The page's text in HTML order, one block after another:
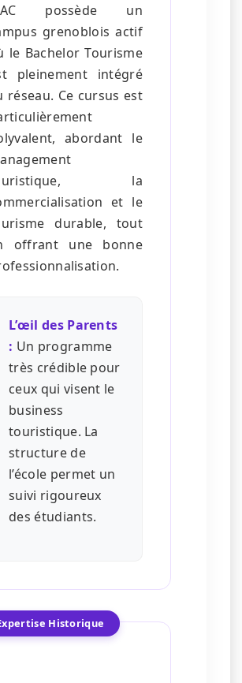
possède un
grenoblois actif
le Bachelor Tourisme
pleinement intégré
réseau. Ce cursus est
abordant le
la
et le
durable, tout
offrant une bonne
L’œil des Parents
: Un programme
très crédible pour
ceux qui visent le
business
touristique. La
structure de
l’école permet un
suivi rigoureux
des étudiants.
Historique